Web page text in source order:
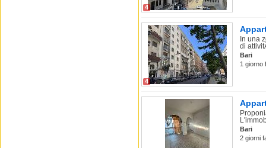
4
4
In una
di
Bari
1 giorno
Bari
2 giorni